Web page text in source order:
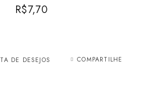
R$7,70
DE DESEJOS COMPARTILHE